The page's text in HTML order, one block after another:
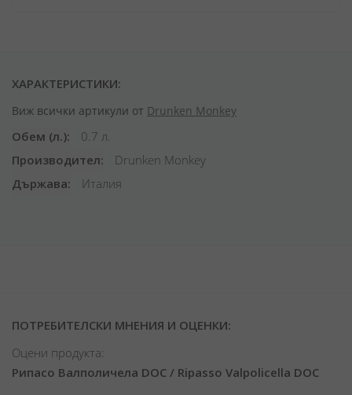
ХАРАКТЕРИСТИКИ:
Виж всички артикули от Drunken Monkey
Обем (л.)
0.7 л.
Производител
Drunken Monkey
Държава
Италия
ПОТРЕБИТЕЛСКИ МНЕНИЯ И ОЦЕНКИ:
Оцени продукта:
Рипасо Валполичела DOC / Ripasso Valpolicella DOC